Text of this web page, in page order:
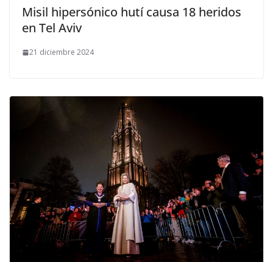
Misil hipersónico hutí causa 18 heridos
en Tel Aviv
21 diciembre 2024